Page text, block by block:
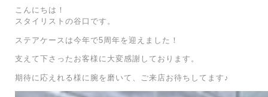
こんにちは！
スタイリストの谷口です。
ステアケースは今年で5周年を迎えました！
支えて下さったお客様に大変感謝しております。
期待に応えれる様に腕を磨いて、ご来店お待ちしてます♪